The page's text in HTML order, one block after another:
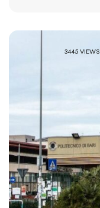
3445 VIEWS